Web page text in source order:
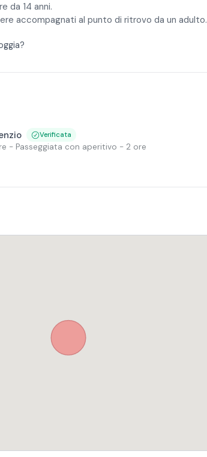
da 14 anni.
accompagnati al punto di ritrovo da un adulto.
Verificata
- Passeggiata con aperitivo - 2 ore